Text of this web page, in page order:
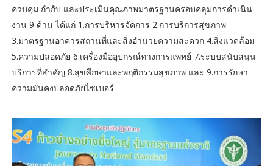
ควบคุม กำกับ และประเมินคุณภาพมาตรฐานครอบคลุมการดำเนิน
งาน 9 ด้าน ได้แก่ 1.การบริหารจัดการ 2.การบริการสุขภาพ
3.มาตรฐานอาคารสถานที่และสิ่งอำนวยความสะดวก 4.สิ่งแวดล้อม
5.ความปลอดภัย 6.เครื่องมืออุปกรณ์ทางการแพทย์ 7.ระบบสนับสนุน
บริการที่สำคัญ 8.สุขศึกษาและพฤติกรรมสุขภาพ และ 9.การรักษา
ความมั่นคงปลอดภัยไซเบอร์